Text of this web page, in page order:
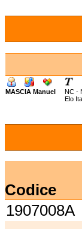
MASCIA Manuel
NC -
Elo
Codice
1907008A